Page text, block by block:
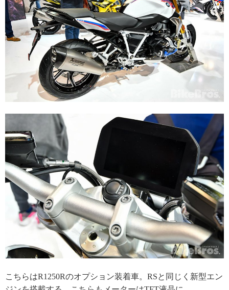
こちらはR1250Rのオプション装着車。RSと同じく新型エン